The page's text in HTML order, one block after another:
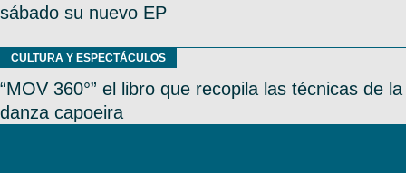
sábado su nuevo EP
CULTURA Y ESPECTÁCULOS
“MOV 360°” el libro que recopila las técnicas de la
danza capoeira